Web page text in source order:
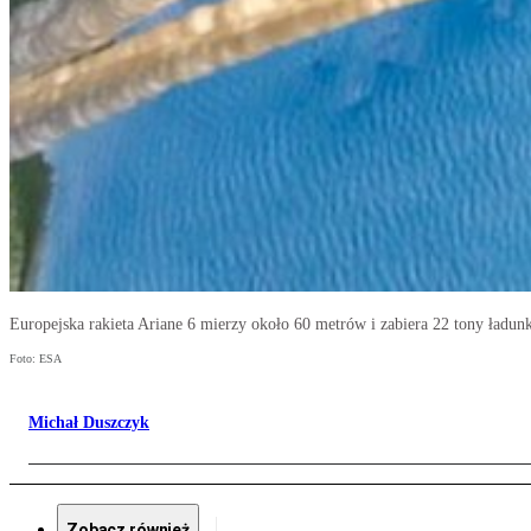
Europejska rakieta Ariane 6 mierzy około 60 metrów i zabiera 22 tony
Foto: ESA
Michał Duszczyk